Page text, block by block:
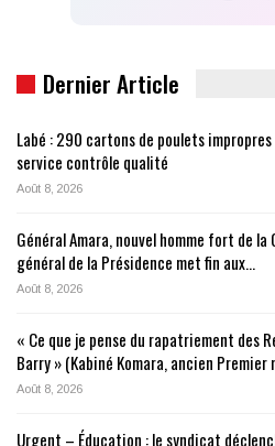
Dernier Article
Labé : 290 cartons de poulets
service contrôle qualité
Août 8, 2026
Général Amara, nouvel homme fort de
général de la Présidence met fin aux…
Août 8, 2026
« Ce que je pense du rapatriement des
Barry » (Kabiné Komara, ancien
Août 8, 2026
Urgent – Éducation : le syndicat